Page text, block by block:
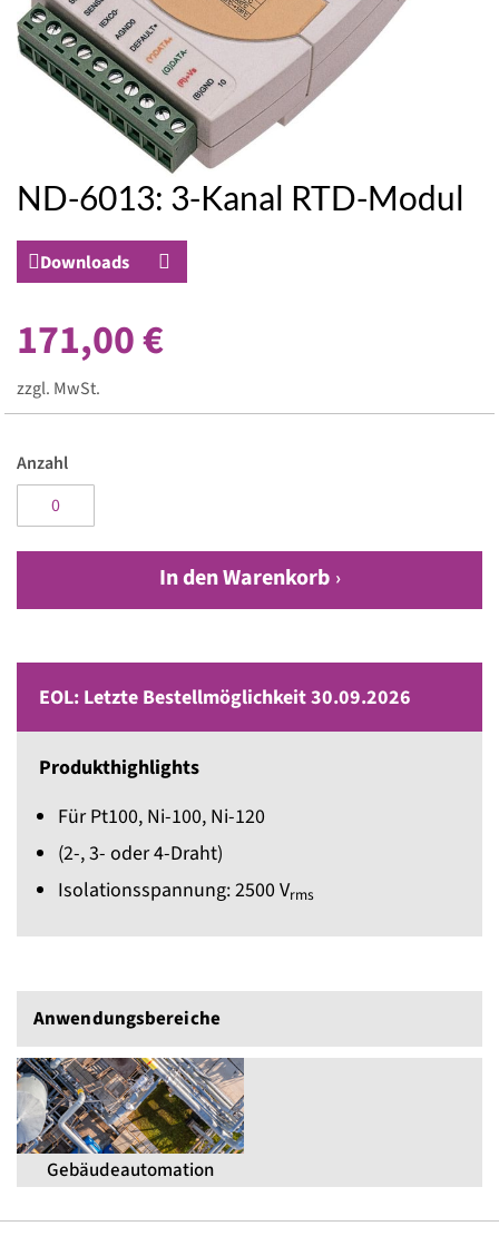
ND-6013: 3-Kanal RTD-Modul
Downloads
171,00 €
zzgl. MwSt.
Anzahl
In den Warenkorb
EOL: Letzte Bestellmöglichkeit 30.09.2026
Produkthighlights
Für Pt100, Ni-100, Ni-120
(2-, 3- oder 4-Draht)
Isolationsspannung: 2500 Vrms
Zum
Anfang
der
Bildergalerie
springen
Anwendungs­bereiche
Gebäudeautomation